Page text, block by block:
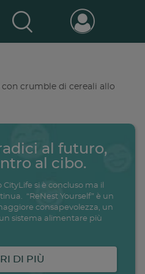
intolleranze
crumble di cereali allo
al futuro,
al cibo.
si è concluso ma il
“ReNest Yourself” è un
consapevolezza, un
sistema alimentare più
DI PIÙ